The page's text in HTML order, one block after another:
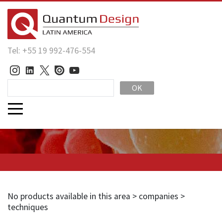
Tel: +55 19 992-476-554
OK
No products available in this area > companies >
techniques